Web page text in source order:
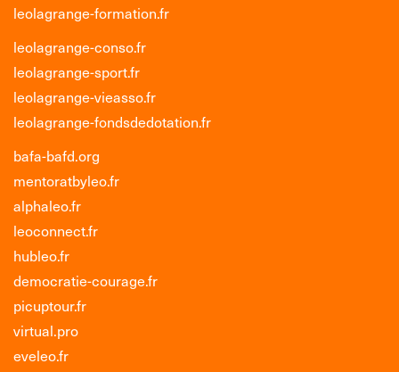
leolagrange-formation.fr
leolagrange-conso.fr
leolagrange-sport.fr
leolagrange-vieasso.fr
leolagrange-fondsdedotation.fr
bafa-bafd.org
mentoratbyleo.fr
alphaleo.fr
leoconnect.fr
hubleo.fr
democratie-courage.fr
picuptour.fr
virtual.pro
eveleo.fr